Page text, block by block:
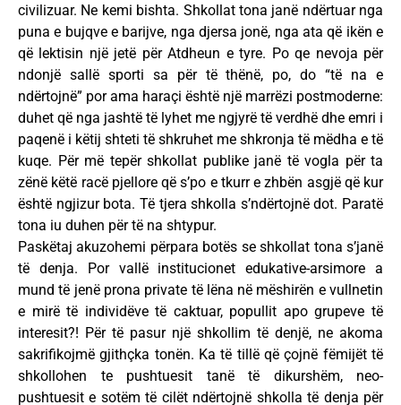
civilizuar. Ne kemi bishta. Shkollat tona janë ndërtuar nga
puna e bujqve e barijve, nga djersa jonë, nga ata që ikën e
që lektisin një jetë për Atdheun e tyre. Po qe nevoja për
ndonjë sallë sporti sa për të thënë, po, do “të na e
ndërtojnë” por ama haraçi është një marrëzi postmoderne:
duhet që nga jashtë të lyhet me ngjyrë të verdhë dhe emri i
paqenë i këtij shteti të shkruhet me shkronja të mëdha e të
kuqe. Për më tepër shkollat publike janë të vogla për ta
zënë këtë racë pjellore që s’po e tkurr e zhbën asgjë që kur
është ngjizur bota. Të tjera shkolla s’ndërtojnë dot. Paratë
tona iu duhen për të na shtypur.
Paskëtaj akuzohemi përpara botës se shkollat tona s’janë
të denja. Por vallë institucionet edukative-arsimore a
mund të jenë prona private të lëna në mëshirën e vullnetin
e mirë të individëve të caktuar, popullit apo grupeve të
interesit?! Për të pasur një shkollim të denjë, ne akoma
sakrifikojmë gjithçka tonën. Ka të tillë që çojnë fëmijët të
shkollohen te pushtuesit tanë të dikurshëm, neo-
pushtuesit e sotëm të cilët ndërtojnë shkolla të denja për